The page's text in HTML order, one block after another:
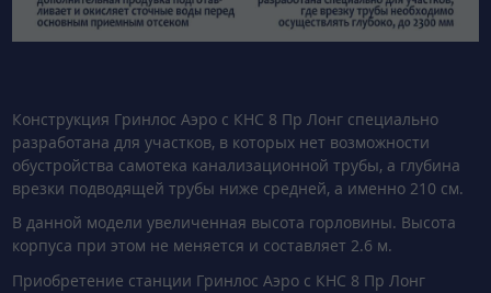
Конструкция Гринлос Аэро с КНС 8 Пр Лонг специально
разработана для участков, в которых нет возможности
обустройства самотека канализационной трубы, а глубина
врезки подводящей трубы ниже средней, а именно 210 см.
В данной модели увеличенная высота горловины. Высота
корпуса при этом не меняется и составляет 2.6 м.
Приобретение станции Гринлос Аэро с КНС 8 Пр Лонг